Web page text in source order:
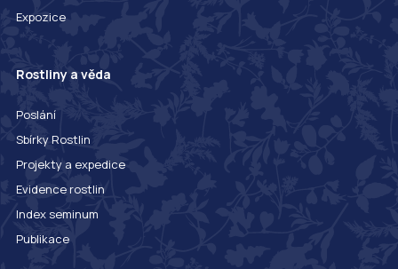
Expozice
Rostliny a věda
Poslání
Sbírky Rostlin
Projekty a expedice
Evidence rostlin
Index seminum
Publikace